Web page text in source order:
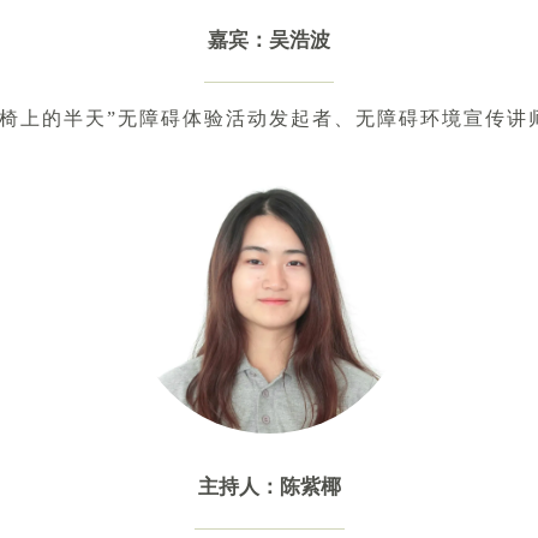
嘉宾：吴浩波
上的半天”无障碍体验活动发起者、无障碍环境宣传讲
主持人：陈紫椰